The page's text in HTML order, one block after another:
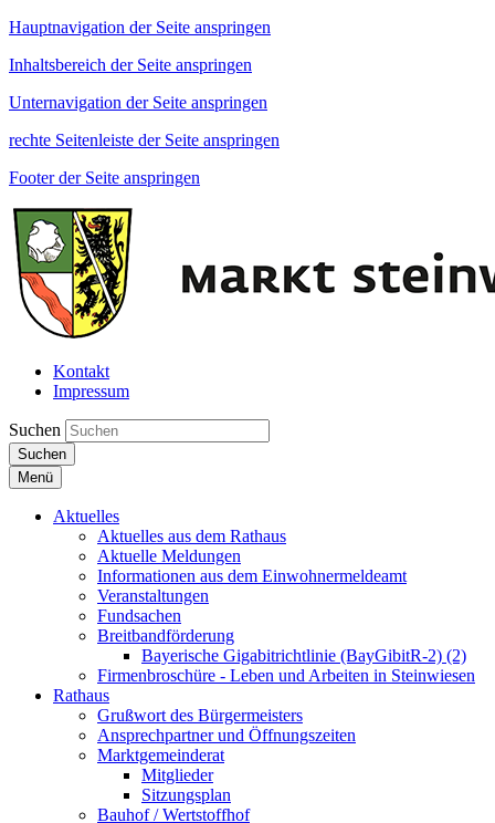
Hauptnavigation der Seite anspringen
Inhaltsbereich der Seite anspringen
Unternavigation der Seite anspringen
rechte Seitenleiste der Seite anspringen
Footer der Seite anspringen
Kontakt
Impressum
Suchen
Suchen
Menü
Aktuelles
Aktuelles aus dem Rathaus
Aktuelle Meldungen
Informationen aus dem Einwohnermeldeamt
Veranstaltungen
Fundsachen
Breitbandförderung
Bayerische Gigabitrichtlinie (BayGibitR-2) (2)
Firmenbroschüre - Leben und Arbeiten in Steinwiesen
Rathaus
Grußwort des Bürgermeisters
Ansprechpartner und Öffnungszeiten
Marktgemeinderat
Mitglieder
Sitzungsplan
Bauhof / Wertstoffhof